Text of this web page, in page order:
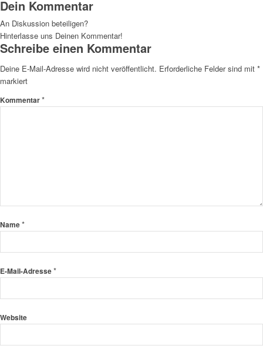
Dein Kommentar
An Diskussion beteiligen?
Hinterlasse uns Deinen Kommentar!
Schreibe einen Kommentar
Deine E-Mail-Adresse wird nicht veröffentlicht. Erforderliche Felder sind mit *
markiert
Kommentar*
Name*
E-Mail-Adresse*
Website